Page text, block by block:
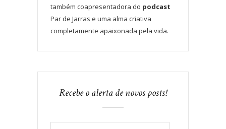
também coapresentadora do podcast
Par de Jarras e uma alma criativa
completamente apaixonada pela vida.
Recebe o alerta de novos posts!